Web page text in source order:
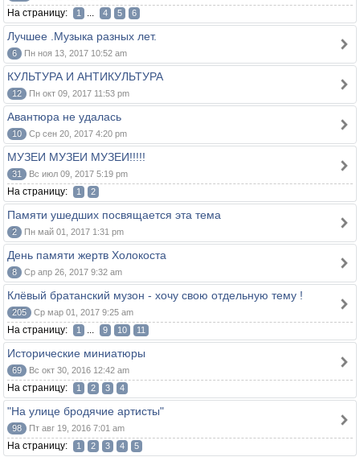
На страницу: 1 ... 4 5 6
Лучшее .Музыка разных лет.
6 Пн ноя 13, 2017 10:52 am
КУЛЬТУРА И АНТИКУЛЬТУРА
12 Пн окт 09, 2017 11:53 pm
Авантюра не удалась
10 Ср сен 20, 2017 4:20 pm
MУЗЕИ МУЗЕИ МУЗЕИ!!!!!
31 Вс июл 09, 2017 5:19 pm
На страницу: 1 2
Памяти ушедших посвящается эта тема
2 Пн май 01, 2017 1:31 pm
День памяти жертв Холокоста
8 Ср апр 26, 2017 9:32 am
Клёвый братанский музон - хочу свою отдельную тему !
205 Ср мар 01, 2017 9:25 am
На страницу: 1 ... 9 10 11
Исторические миниатюры
69 Вс окт 30, 2016 12:42 am
На страницу: 1 2 3 4
"На улице бродячие артисты"
98 Пт авг 19, 2016 7:01 am
На страницу: 1 2 3 4 5